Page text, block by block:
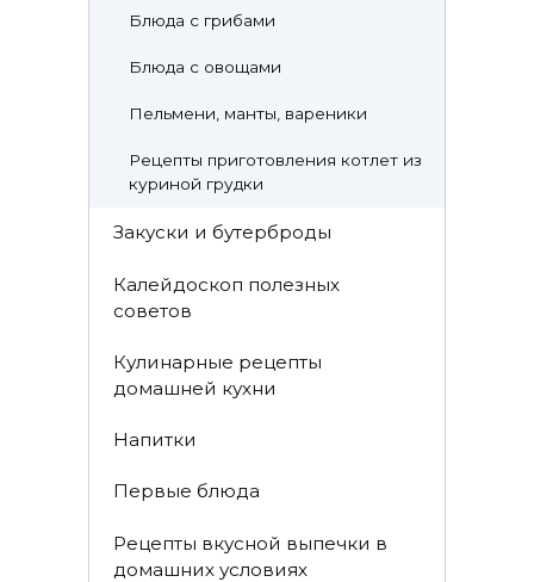
Блюда с грибами
Блюда с овощами
Пельмени, манты, вареники
Рецепты приготовления котлет из
куриной грудки
Закуски и бутерброды
Калейдоскоп полезных
советов
Кулинарные рецепты
домашней кухни
Напитки
Первые блюда
Рецепты вкусной выпечки в
домашних условиях